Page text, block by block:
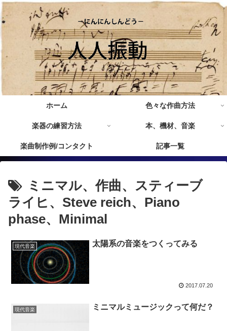
ホーム 色々な作曲方法
楽器の練習方法 本、機材、音楽
楽曲制作例/コンタクト 記事一覧
ミニマル、作曲、スティーブ
ライヒ、Steve reich、Piano
phase、Minimal
現代音楽 太陽系の音楽をつくってみる
2017.07.20
現代音楽 ミニマルミュージックって何だ？